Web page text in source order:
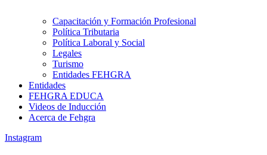
Capacitación y Formación Profesional
Política Tributaria
Política Laboral y Social
Legales
Turismo
Entidades FEHGRA
Entidades
FEHGRA EDUCA
Videos de Inducción
Acerca de Fehgra
Instagram